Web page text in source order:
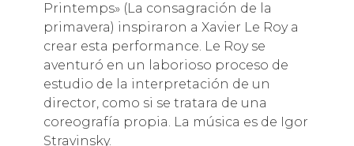
Printemps» (La consagración de la
primavera) inspiraron a Xavier Le Roy a
crear esta performance. Le Roy se
aventuró en un laborioso proceso de
estudio de la interpretación de un
director, como si se tratara de una
coreografía propia. La música es de Igor
Stravinsky.